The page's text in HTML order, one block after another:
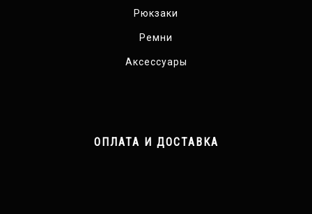
Рюкзаки
Ремни
Аксессуары
ОПЛАТА И ДОСТАВКА